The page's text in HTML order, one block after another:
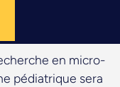
en micro-
pédiatrique sera